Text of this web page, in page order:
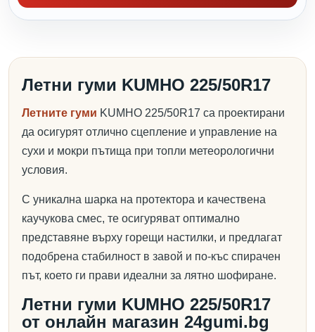
Летни гуми KUMHO 225/50R17
Летните гуми KUMHO 225/50R17 са проектирани
да осигурят отлично сцепление и управление на
сухи и мокри пътища при топли метеорологични
условия.
С уникална шарка на протектора и качествена
каучукова смес, те осигуряват оптимално
представяне върху горещи настилки, и предлагат
подобрена стабилност в завой и по-къс спирачен
път, което ги прави идеални за лятно шофиране.
Летни гуми KUMHO 225/50R17
от онлайн магазин 24gumi.bg